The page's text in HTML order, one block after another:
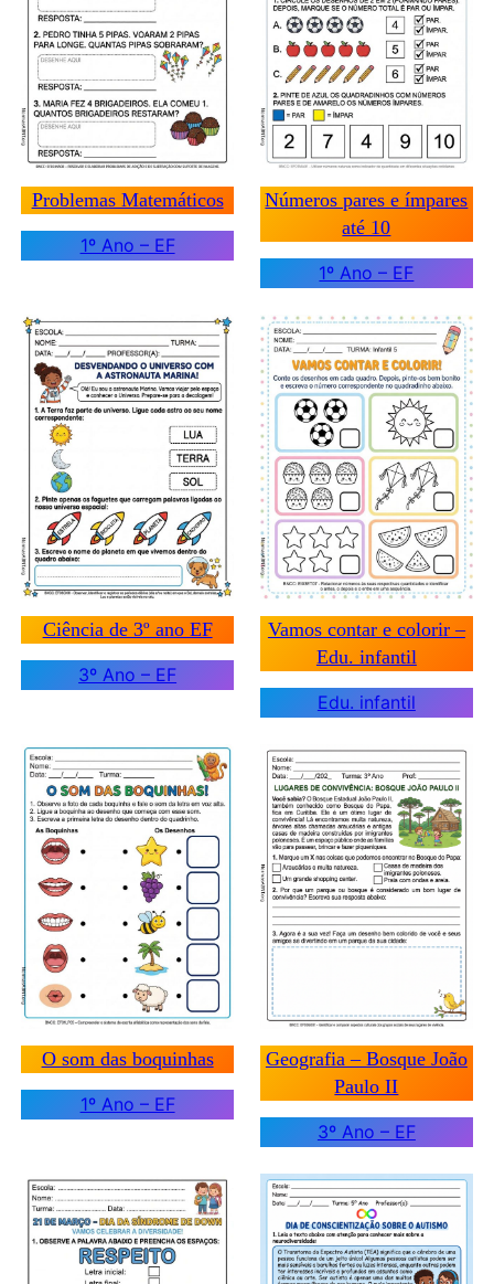
Problemas Matemáticos
1º Ano – EF
Números pares e ímpares
até 10
1º Ano – EF
Ciência de 3º ano EF
3º Ano – EF
Vamos contar e colorir –
Edu. infantil
Edu. infantil
O som das boquinhas
1º Ano – EF
Geografia – Bosque João
Paulo II
3º Ano – EF